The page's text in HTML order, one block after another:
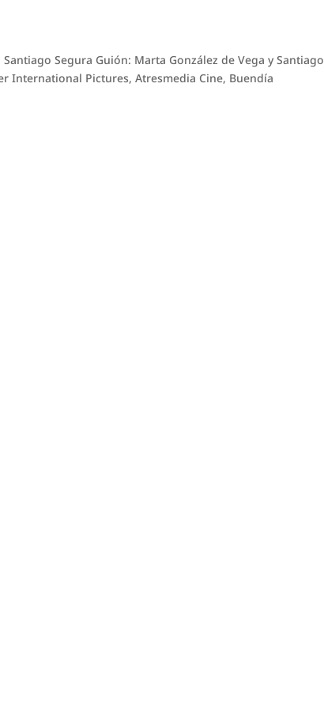
Segura Guión: Marta González de Vega y Santiago
International Pictures, Atresmedia Cine, Buendía